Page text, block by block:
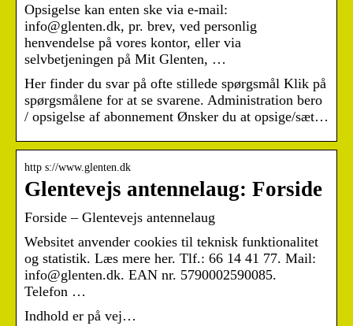
Opsigelse kan enten ske via e-mail:
info@glenten.dk, pr. brev, ved personlig
henvendelse på vores kontor, eller via
selvbetjeningen på Mit Glenten, …
Her finder du svar på ofte stillede spørgsmål Klik på
spørgsmålene for at se svarene. Administration bero
/ opsigelse af abonnement Ønsker du at opsige/sæt…
http s://www.glenten.dk
Glentevejs antennelaug: Forside
Forside – Glentevejs antennelaug
Websitet anvender cookies til teknisk funktionalitet
og statistik. Læs mere her. Tlf.: 66 14 41 77. Mail:
info@glenten.dk. EAN nr. 5790002590085.
Telefon …
Indhold er på vej…